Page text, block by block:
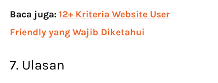
Baca juga: 12+ Kriteria Website User
Friendly yang Wajib Diketahui
7. Ulasan